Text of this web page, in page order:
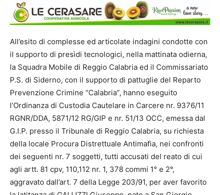
All’esito di complesse ed articolate indagini condotte con
il supporto di presìdi tecnologici, nella mattinata odierna,
la Squadra Mobile di Reggio Calabria ed il Commissariato
P.S. di Siderno, con il supporto di pattuglie del Reparto
Prevenzione Crimine “Calabria”, hanno eseguito
l’Ordinanza di Custodia Cautelare in Carcere nr. 9376/11
RGNR/DDA, 5871/12 RG/GIP e nr. 51/13 OCC, emessa dal
G.I.P. presso il Tribunale di Reggio Calabria, su richiesta
della locale Procura Distrettuale Antimafia, nei confronti
dei seguenti nr. 7 soggetti, tutti accusati del reato di cui
agli artt. 81 cpv, 110,112 nr. 1, 378 commi 1° e 2°,
aggravato dall’art. 7 della Legge 203/91, per aver favorito